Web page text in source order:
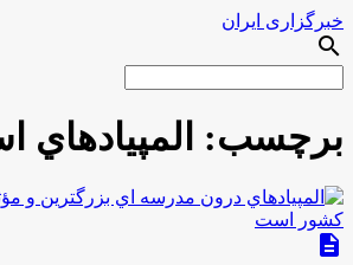
خبرگزاری ایران
search
برچسب: المپيادهاي
description